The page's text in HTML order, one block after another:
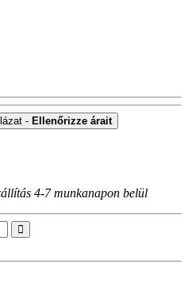
- Ellenőrizze árait
4-7 munkanapon belül